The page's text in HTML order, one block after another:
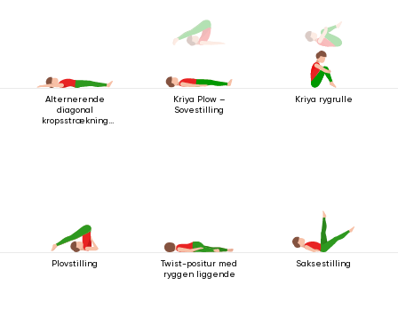
Alternerende
diagonal
kropsstrækning
Kriya Plow –
Sovestilling
Kriya rygrulle
Plovstilling
Twist-positur med
ryggen liggende
Saksestilling